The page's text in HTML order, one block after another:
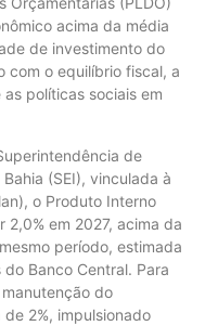
acima da média
de investimento do
com o equilíbrio fiscal, a
políticas sociais em
de
(SEI), vinculada à
o Produto Interno
2,0% em 2027, acima da
período, estimada
Banco Central. Para
do
2%, impulsionado